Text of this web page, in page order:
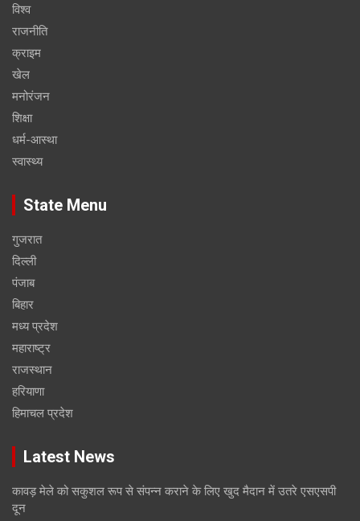
विश्व
राजनीति
क्राइम
खेल
मनोरंजन
शिक्षा
धर्म-आस्था
स्वास्थ्य
State Menu
गुजरात
दिल्ली
पंजाब
बिहार
मध्य प्रदेश
महाराष्ट्र
राजस्थान
हरियाणा
हिमाचल प्रदेश
Latest News
कावड़ मेले को सकुशल रूप से संपन्न कराने के लिए खुद मैदान में उतरे एसएसपी
दून